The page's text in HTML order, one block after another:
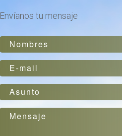
Envíanos tu mensaje